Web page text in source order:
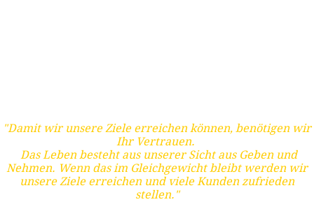
"Damit wir unsere Ziele erreichen können, benötigen wir
Ihr Vertrauen.
Das Leben besteht aus unserer Sicht aus Geben und
Nehmen. Wenn das im Gleichgewicht bleibt werden wir
unsere Ziele erreichen und viele Kunden zufrieden
stellen."